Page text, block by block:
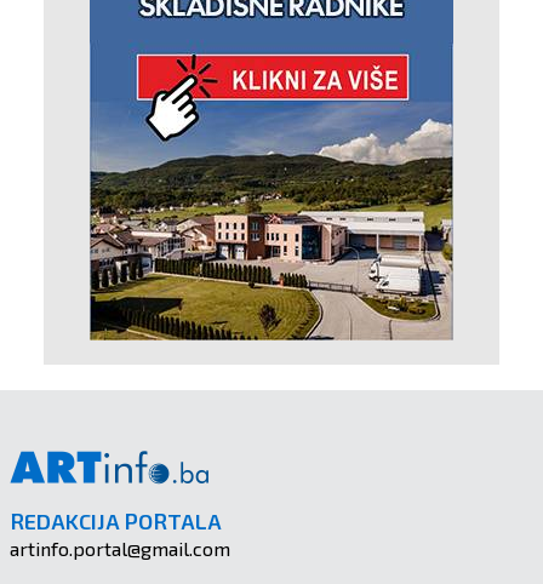
REDAKCIJA PORTALA
artinfo.portal@gmail.com